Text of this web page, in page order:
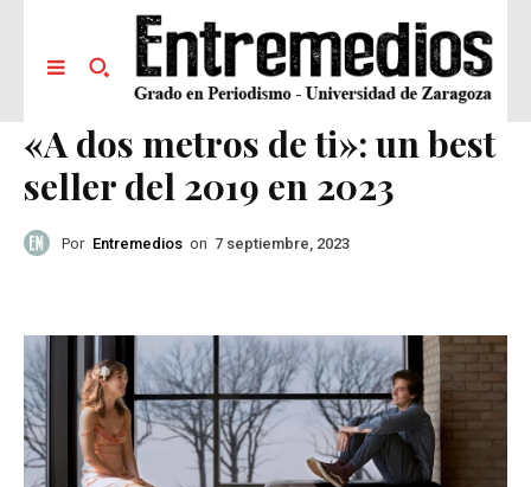
«A dos metros de ti»: un best
seller del 2019 en 2023
Por Entremedios on 7 septiembre, 2023